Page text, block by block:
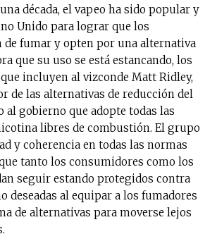
década, el vapeo ha sido popular y
Unido para lograr que los
de fumar y opten por una alternativa
que su uso se está estancando, los
incluyen al vizconde Matt Ridley,
de las alternativas de reducción del
al gobierno que adopte todas las
libres de combustión. El grupo
y coherencia en todas las normas
tanto los consumidores como los
seguir estando protegidos contra
deseadas al equipar a los fumadores
de alternativas para moverse lejos